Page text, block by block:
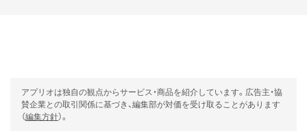
アプリオは独自の観点からサービス・商品を紹介しています。広告主・協
賛企業との取引関係に基づき、編集部が対価を受け取ることがあります
（編集方針）。